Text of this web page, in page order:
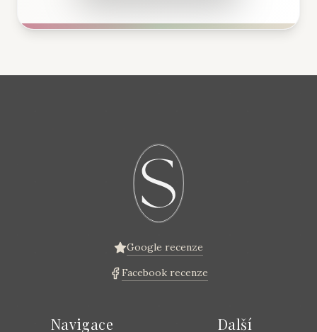
Google recenze
Facebook recenze
Navigace Další